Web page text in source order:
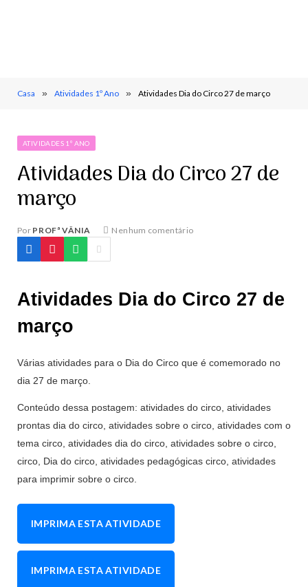
Casa » Atividades 1º Ano » Atividades Dia do Circo 27 de março
ATIVIDADES 1º ANO
Atividades Dia do Circo 27 de
março
Por PROFª VÂNIA Nenhum comentário
Atividades Dia do Circo 27 de
março
Várias atividades para o Dia do Circo que é comemorado no
dia 27 de março.
Conteúdo dessa postagem: atividades do circo, atividades
prontas dia do circo, atividades sobre o circo, atividades com o
tema circo, atividades dia do circo, atividades sobre o circo,
circo, Dia do circo, atividades pedagógicas circo, atividades
para imprimir sobre o circo.
IMPRIMA ESTA ATIVIDADE
IMPRIMA ESTA ATIVIDADE